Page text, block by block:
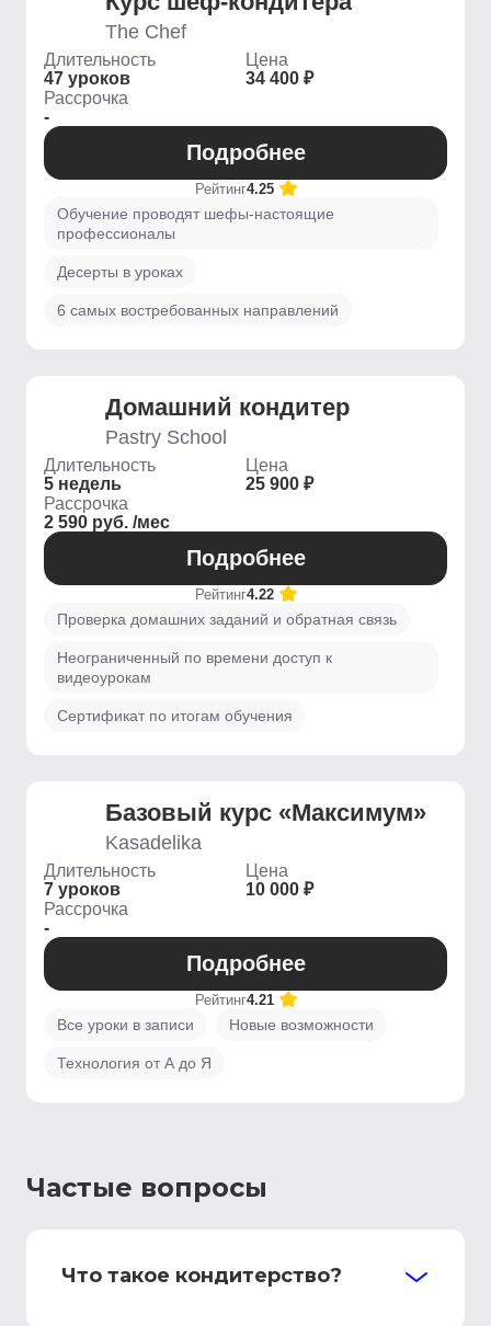
The Chef
Длительность
47 уроков
Цена
34 400 ₽
Рассрочка
-
Подробнее
Рейтинг4.25
Обучение проводят шефы-настоящие
профессионалы
Десерты в уроках
6 самых востребованных направлений
Домашний кондитер
Pastry School
Длительность
5 недель
Цена
25 900 ₽
Рассрочка
2 590 руб. /мес
Подробнее
Рейтинг4.22
Проверка домашних заданий и обратная связь
Неограниченный по времени доступ к
видеоурокам
Сертификат по итогам обучения
Базовый курс «Максимум»
Kasadelika
Длительность
7 уроков
Цена
10 000 ₽
Рассрочка
-
Подробнее
Рейтинг4.21
Все уроки в записи Новые возможности
Технология от А до Я
Частые вопросы
Что такое кондитерство?